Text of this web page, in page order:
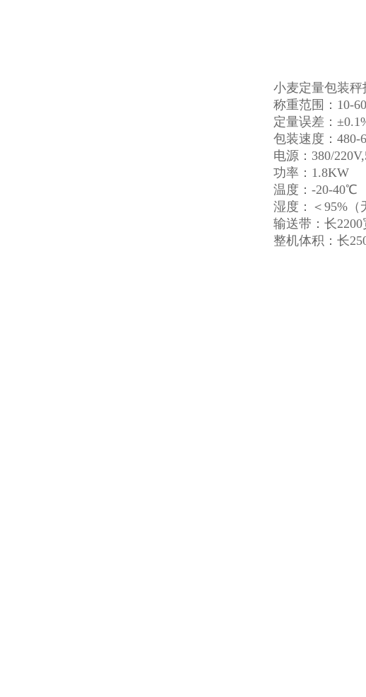
小麦定量包装秤
称重范围：10-60
定量误差：
包装速度：480-
电源：380/
功率：1.8KW
温度：-20-40℃
湿度：＜95%（
输送带：长2200
整机体积：长